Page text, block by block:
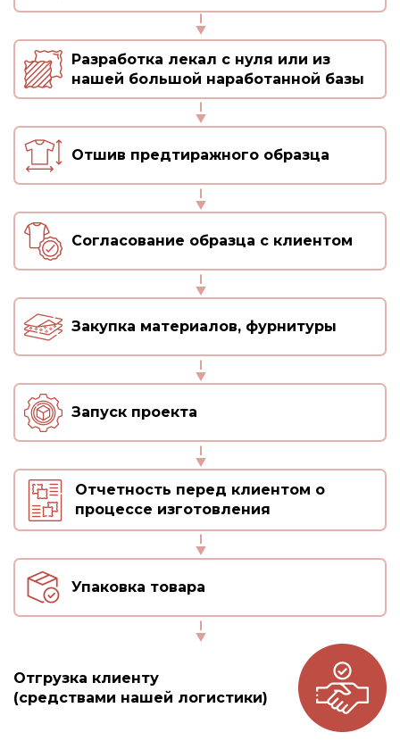
Согласование образца с клиентом
Отшив предтиражного образца
Разработка лекал с нуля или из
нашей большой наработанной базы
Закупка материалов, фурнитуры
Запуск проекта
Отчетность перед клиентом о
процессе изготовления
Отгрузка клиенту
(средствами нашей логистики)
Упаковка товара